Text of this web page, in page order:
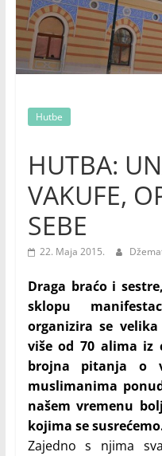
Hutbe
HUTBA:
VAKUFE,
SEBE
22. Maja 2015.
Draga braćo i
sklopu
organizira se
više od 70 alima iz
brojna pitanja o
muslimanima
našem vremenu
kojima se
Zajedno s njima